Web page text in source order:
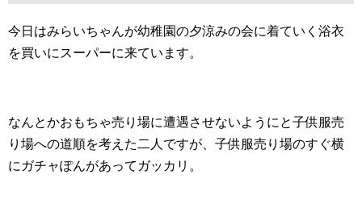
今日はみらいちゃんが幼稚園の夕涼みの会に着ていく浴衣
を買いにスーパーに来ています。
なんとかおもちゃ売り場に遭遇させないようにと子供服売
り場への道順を考えた二人ですが、子供服売り場のすぐ横
にガチャぽんがあってガッカリ。